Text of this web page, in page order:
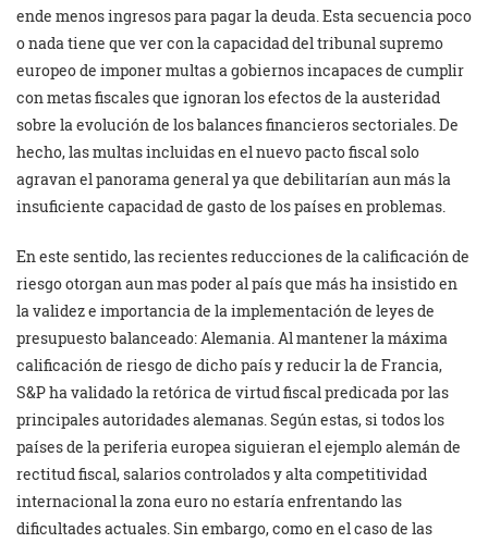
ende menos ingresos para pagar la deuda. Esta secuencia poco
o nada tiene que ver con la capacidad del tribunal supremo
europeo de imponer multas a gobiernos incapaces de cumplir
con metas fiscales que ignoran los efectos de la austeridad
sobre la evolución de los balances financieros sectoriales. De
hecho, las multas incluidas en el nuevo pacto fiscal solo
agravan el panorama general ya que debilitarían aun más la
insuficiente capacidad de gasto de los países en problemas.
En este sentido, las recientes reducciones de la calificación de
riesgo otorgan aun mas poder al país que más ha insistido en
la validez e importancia de la implementación de leyes de
presupuesto balanceado: Alemania. Al mantener la máxima
calificación de riesgo de dicho país y reducir la de Francia,
S&P ha validado la retórica de virtud fiscal predicada por las
principales autoridades alemanas. Según estas, si todos los
países de la periferia europea siguieran el ejemplo alemán de
rectitud fiscal, salarios controlados y alta competitividad
internacional la zona euro no estaría enfrentando las
dificultades actuales. Sin embargo, como en el caso de las